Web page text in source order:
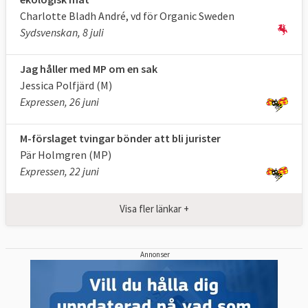
bredband eller göra det bättre för djur.
Det är i stort upp till de enskilda
medlemsländerna hur de vill utforma och
använda de olika jordbruksstöden.
Det land som får mest jordbruksstöd är
Frankrike medan Bulgarien och Rumänien
får mest i förhållande till ländernas
ekonomi.
Charlotte Bladh André, vd för Organic Sweden
Sydsvenskan, 8 juli
Jag håller med MP om en sak
Jessica Polfjärd (M)
Expressen, 26 juni
M-förslaget tvingar bönder att bli jurister
Pär Holmgren (MP)
Expressen, 22 juni
Visa fler länkar +
Annonser